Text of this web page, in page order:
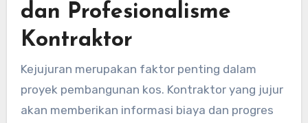
dan Profesionalisme
Kontraktor
Kejujuran merupakan faktor penting dalam
proyek pembangunan kos. Kontraktor yang jujur
akan memberikan informasi biaya dan progres